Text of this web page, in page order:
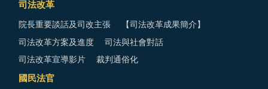
司法改革
院長重要談話及司改主張 【司法改革成果簡介】
司法改革方案及進度 司法與社會對話
司法改革宣導影片 裁判通俗化
國民法官